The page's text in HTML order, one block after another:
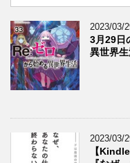
2023/03/
3月29日
異世界
2023/03/
【